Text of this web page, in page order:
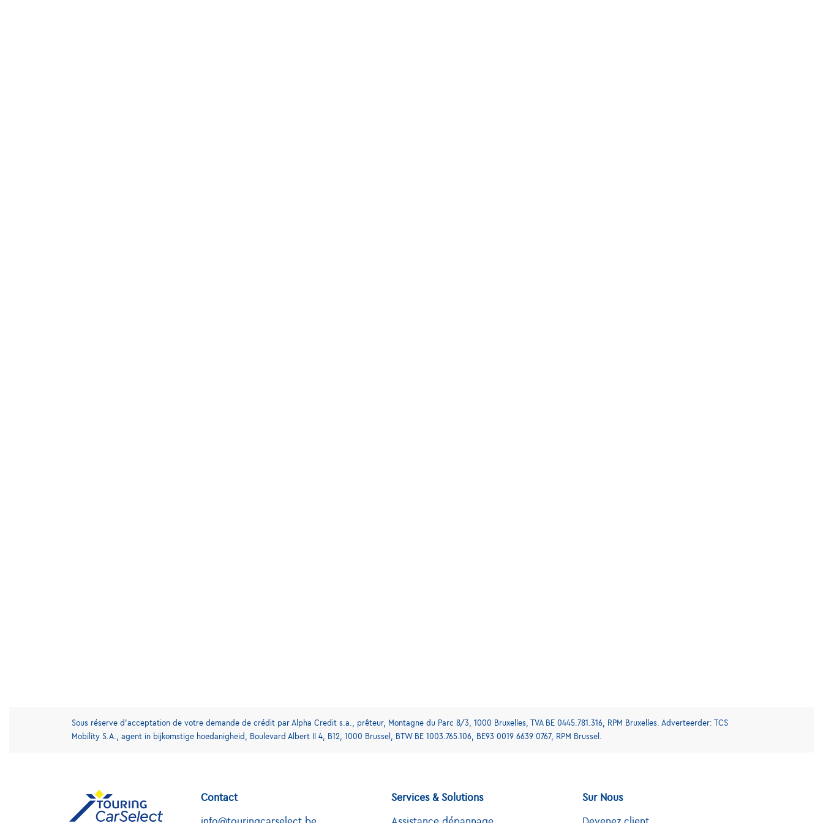
Sous réserve d’acceptation de votre demande de crédit par Alpha Credit s.a., prêteur, Montagne du Parc 8/3, 1000 Bruxelles, TVA BE 0445.781.316, RPM Bruxelles. Adverteerder: TCS
Mobility S.A., agent in bijkomstige hoedanigheid, Boulevard Albert II 4, B12, 1000 Brussel, BTW BE 1003.765.106, BE93 0019 6639 0767, RPM Brussel.
Contact Services & Solutions Sur Nous